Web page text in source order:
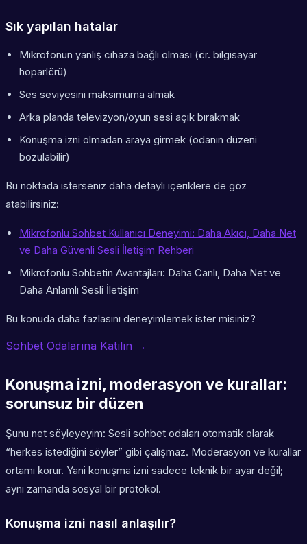
Sık yapılan hatalar
Mikrofonun yanlış cihaza bağlı olması (ör. bilgisayar
hoparlörü)
Ses seviyesini maksimuma almak
Arka planda televizyon/oyun sesi açık bırakmak
Konuşma izni olmadan araya girmek (odanın düzeni
bozulabilir)
Bu noktada isterseniz daha detaylı içeriklere de göz
atabilirsiniz:
Mikrofonlu Sohbet Kullanıcı Deneyimi: Daha Akıcı, Daha Net
ve Daha Güvenli Sesli İletişim Rehberi
Mikrofonlu Sohbetin Avantajları: Daha Canlı, Daha Net ve
Daha Anlamlı Sesli İletişim
Bu konuda daha fazlasını deneyimlemek ister misiniz?
Sohbet Odalarına Katılın →
Konuşma izni, moderasyon ve kurallar:
sorunsuz bir düzen
Şunu net söyleyeyim: Sesli sohbet odaları otomatik olarak
“herkes istediğini söyler” gibi çalışmaz. Moderasyon ve kurallar
ortamı korur. Yani konuşma izni sadece teknik bir ayar değil;
aynı zamanda sosyal bir protokol.
Konuşma izni nasıl anlaşılır?